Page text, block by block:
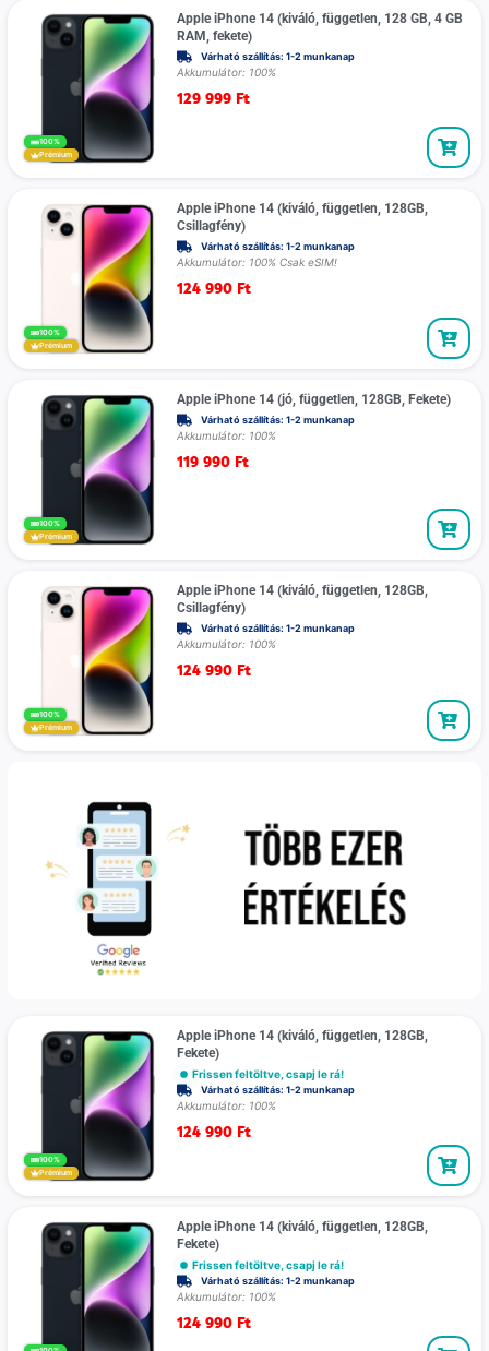
100%
Prémium
Apple iPhone 14 (kiváló, független, 128 GB, 4 GB
RAM, fekete)
Várható szállítás: 1-2 munkanap
Akkumulátor: 100%
129 999 Ft
100%
Prémium
Apple iPhone 14 (kiváló, független, 128GB,
Csillagfény)
Várható szállítás: 1-2 munkanap
Akkumulátor: 100% Csak eSIM!
124 990 Ft
100%
Prémium
Apple iPhone 14 (jó, független, 128GB, Fekete)
Várható szállítás: 1-2 munkanap
Akkumulátor: 100%
119 990 Ft
100%
Prémium
Apple iPhone 14 (kiváló, független, 128GB,
Csillagfény)
Várható szállítás: 1-2 munkanap
Akkumulátor: 100%
124 990 Ft
100%
Prémium
Apple iPhone 14 (kiváló, független, 128GB,
Fekete)
Frissen feltöltve, csapj le rá!
Várható szállítás: 1-2 munkanap
Akkumulátor: 100%
124 990 Ft
Apple iPhone 14 (kiváló, független, 128GB,
Fekete)
Frissen feltöltve, csapj le rá!
Várható szállítás: 1-2 munkanap
Akkumulátor: 100%
124 990 Ft